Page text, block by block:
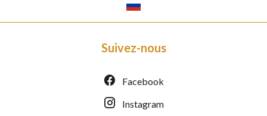
Suivez-nous
Facebook
Instagram